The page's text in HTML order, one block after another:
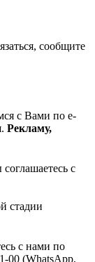
сообщите
с Вами по e-
Рекламу,
с
стадии
с нами по
00 (WhatsApp,